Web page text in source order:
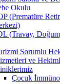
Okulu
(Prematüre
(Travay,
Sorumlu
ve
Çocuk